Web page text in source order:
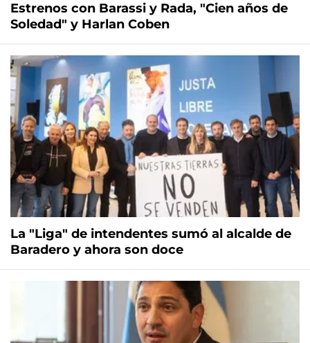
Estrenos con Barassi y Rada, "Cien años de
Soledad" y Harlan Coben
La "Liga" de intendentes sumó al alcalde de
Baradero y ahora son doce